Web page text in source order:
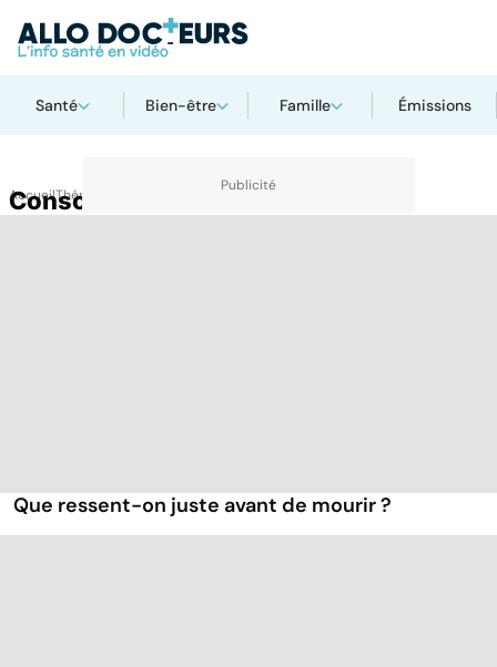
Santé Bien-être Famille Émissions
AccueilThématiques
Conscient
Que ressent-on juste avant de mourir ?